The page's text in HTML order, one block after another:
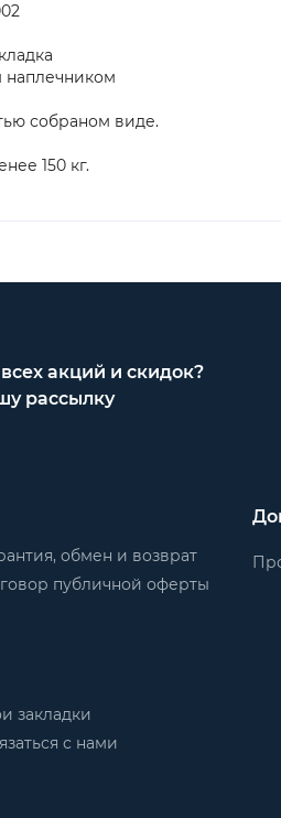
наплечником
собраном виде.
150 кг.
акций и скидок?
рассылку
обмен и возврат
публичной оферты
закладки
с нами